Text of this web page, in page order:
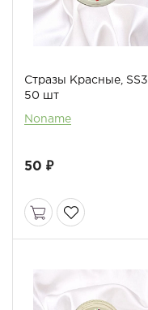
Стразы Красные, SS3,
50 шт
Noname
50 ₽